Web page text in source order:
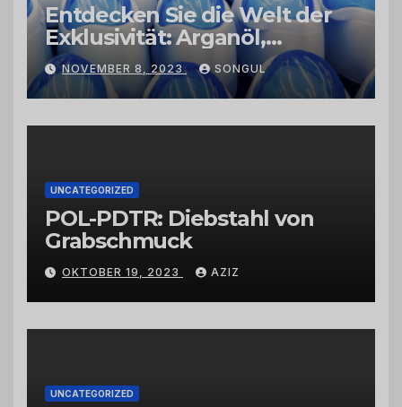
Entdecken Sie die Welt der
Exklusivität: Arganöl,
Kaktusfeigenkernöl und
Schwarzkümmelöl von
vertrauenswürdigen
Großhändlern und Anbietern
NOVEMBER 8, 2023 SONGUL
UNCATEGORIZED
POL-PDTR: Diebstahl von
Grabschmuck
OKTOBER 19, 2023 AZIZ
UNCATEGORIZED